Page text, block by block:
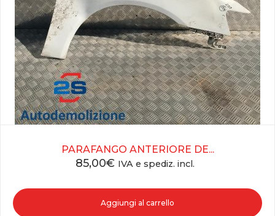
PARAFANGO ANTERIORE DE...
85,00€ IVA e spediz. incl.
Aggiungi al carrello